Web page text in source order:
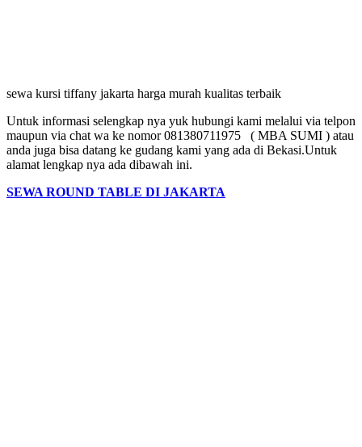
sewa kursi tiffany jakarta harga murah kualitas terbaik
Untuk informasi selengkap nya yuk hubungi kami melalui via telpon
maupun via chat wa ke nomor 081380711975 ( MBA SUMI ) atau
anda juga bisa datang ke gudang kami yang ada di Bekasi.Untuk
alamat lengkap nya ada dibawah ini.
SEWA ROUND TABLE DI JAKARTA